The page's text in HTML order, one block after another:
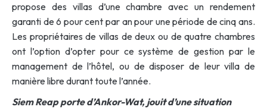
propose des villas d’une chambre avec un rendement
garanti de 6 pour cent par an pour une période de cinq ans.
Les propriétaires de villas de deux ou de quatre chambres
ont l’option d’opter pour ce système de gestion par le
management de l’hôtel, ou de disposer de leur villa de
manière libre durant toute l’année.
Siem Reap porte d’Ankor-Wat, jouit d’une situation